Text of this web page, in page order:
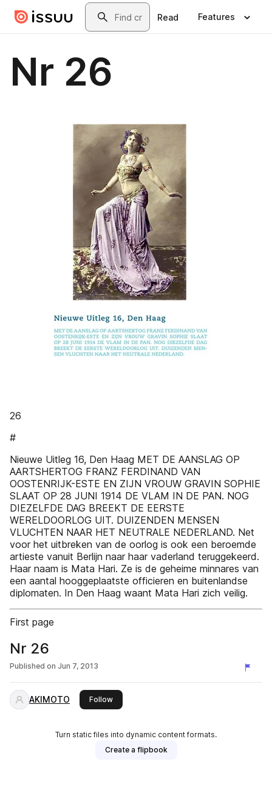
Skip to main contentSearch
Read Features
Nr 26
26
#
Nieuwe Uitleg 16, Den Haag MET DE AANSLAG OP
AARTSHERTOG FRANZ FERDINAND VAN
OOSTENRIJK-ESTE EN ZIJN VROUW GRAVIN SOPHIE
SLAAT OP 28 JUNI 1914 DE VLAM IN DE PAN. NOG
DIEZELFDE DAG BREEKT DE EERSTE
WERELDOORLOG UIT. DUIZENDEN MENSEN
VLUCHTEN NAAR HET NEUTRALE NEDERLAND. Net
voor het uitbreken van de oorlog is ook een beroemde
artieste vanuit Berlijn naar haar vaderland teruggekeerd.
Haar naam is Mata Hari. Ze is de geheime minnares van
een aantal hooggeplaatste officieren en buitenlandse
diplomaten. In Den Haag waant Mata Hari zich veilig.
First page
Nr 26
Published on Jun 7, 2013
AKIMOTO Followthis publisher
Turn static files into dynamic content formats.
Create a flipbook